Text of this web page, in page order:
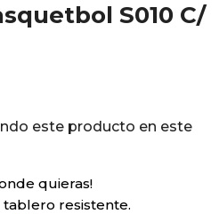
S010 C/
este producto en este
quieras!
resistente.